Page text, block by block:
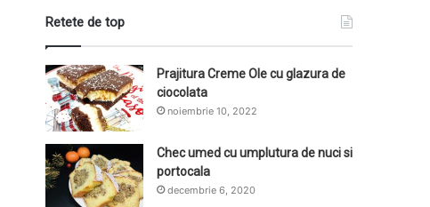
Retete de top
Prajitura Creme Ole cu glazura de
ciocolata
noiembrie 10, 2022
Chec umed cu umplutura de nuci si
portocala
decembrie 6, 2020